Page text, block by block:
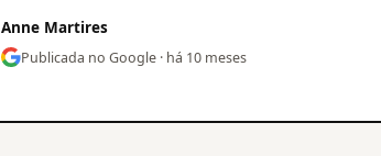
Anne Martires
Publicada no Google · há 10 meses